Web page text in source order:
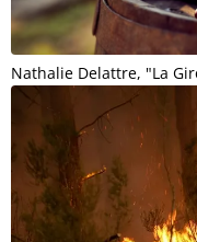
Nathalie Delattre, "La